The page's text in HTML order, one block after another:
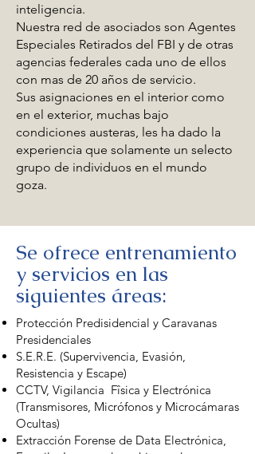
inteligencia.
Nuestra red de asociados son Agentes
Especiales Retirados del FBI y de otras
agencias federales cada uno de ellos
con mas de 20 años de servicio.
Sus asignaciones en el interior como
en el exterior, muchas bajo
condiciones austeras, les ha dado la
experiencia que solamente un selecto
grupo de individuos en el mundo
goza.
Se ofrece entrenamiento
y servicios en las
siguientes áreas:
Protección Predisidencial y Caravanas
Presidenciales
S.E.R.E. (Supervivencia, Evasión,
Resistencia y Escape)
CCTV, Vigilancia Fîsica y Electrónica
(Transmisores, Micrófonos y Microcámaras
Ocultas)
Extracción Forense de Data Electrónica,